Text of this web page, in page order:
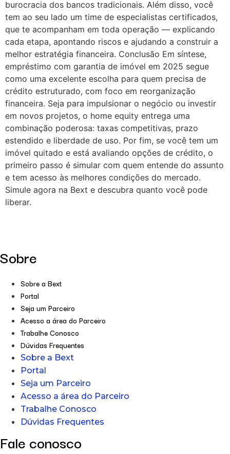
burocracia dos bancos tradicionais. Além disso, você
tem ao seu lado um time de especialistas certificados,
que te acompanham em toda operação — explicando
cada etapa, apontando riscos e ajudando a construir a
melhor estratégia financeira. Conclusão Em síntese,
empréstimo com garantia de imóvel em 2025 segue
como uma excelente escolha para quem precisa de
crédito estruturado, com foco em reorganização
financeira. Seja para impulsionar o negócio ou investir
em novos projetos, o home equity entrega uma
combinação poderosa: taxas competitivas, prazo
estendido e liberdade de uso. Por fim, se você tem um
imóvel quitado e está avaliando opções de crédito, o
primeiro passo é simular com quem entende do assunto
e tem acesso às melhores condições do mercado.
Simule agora na Bext e descubra quanto você pode
liberar.
Sobre
Sobre a Bext
Portal
Seja um Parceiro
Acesso a área do Parceiro
Trabalhe Conosco
Dúvidas Frequentes
Sobre a Bext
Portal
Seja um Parceiro
Acesso a área do Parceiro
Trabalhe Conosco
Dúvidas Frequentes
Fale conosco